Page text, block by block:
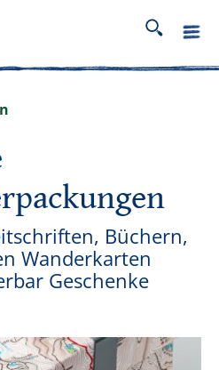
Büchern,
Wanderkarten
Geschenke